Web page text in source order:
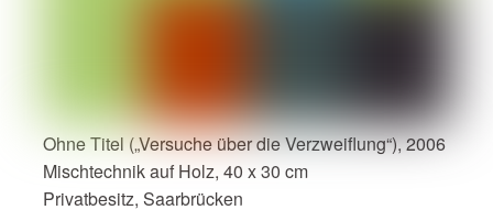
Ohne Titel („Versuche über die Verzweiflung“), 2006
Mischtechnik auf Holz, 40 x 30 cm
Privatbesitz, Saarbrücken